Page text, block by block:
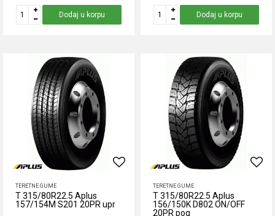
Dodaj u korpu Dodaj u korpu
TERETNE GUME
T 315/80R22.5 Aplus
157/154M S201 20PR upr
TERETNE GUME
T 315/80R22.5 Aplus
156/150K D802 ON/OFF
20PR pog